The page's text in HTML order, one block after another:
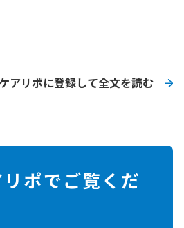
ケアリポに登録して全文を読む
ポでご覧くだ